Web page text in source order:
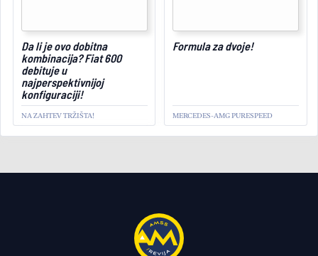
Da li je ovo dobitna
kombinacija? Fiat 600
debituje u
najperspektivnijoj
konfiguraciji!
NA ZAHTEV TRŽIŠTA!
Formula za dvoje!
MERCEDES-AMG PURESPEED
July 16, 2026
postavlja proizvodne